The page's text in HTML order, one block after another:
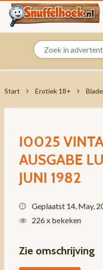
Start Erotiek 18+
I0025
AUSGABE
JUNI 1982
Geplaatst 14, May,
226 x bekeken
Zie omschrijving